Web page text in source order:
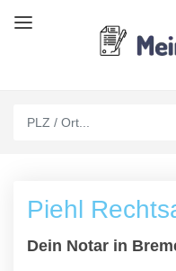
Piehl
Dein Notar in